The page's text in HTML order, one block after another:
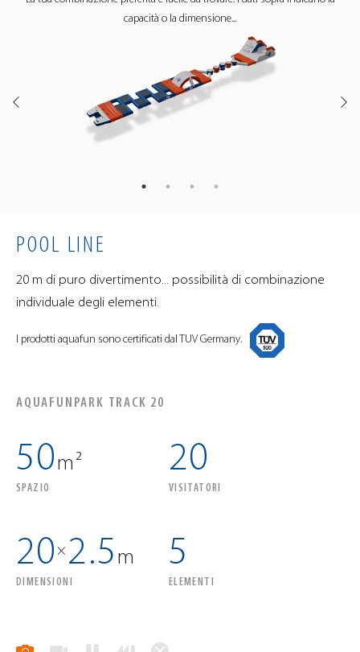
capacità o la dimensione...
SCOPRI IL
DIVERTIMENTO SU
YOUTUBE
POOL LINE
20 m di puro divertimento... possibilità di combinazione
individuale degli elementi.
I prodotti aquafun sono certificati dal TUV Germany.
AQUAFUNPARK TRACK 20
50m²
SPAZIO
20
VISITATORI
20×2.5 m
DIMENSIONI
5
ELEMENTI